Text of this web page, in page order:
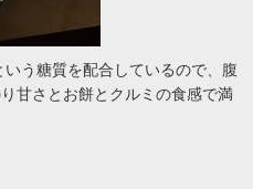
う糖質を配合しているので、腹
甘さとお餅とクルミの食感で満